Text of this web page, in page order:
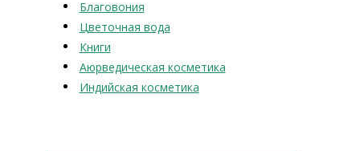
Благовония
Цветочная вода
Книги
Аюрведическая косметика
Индийская косметика